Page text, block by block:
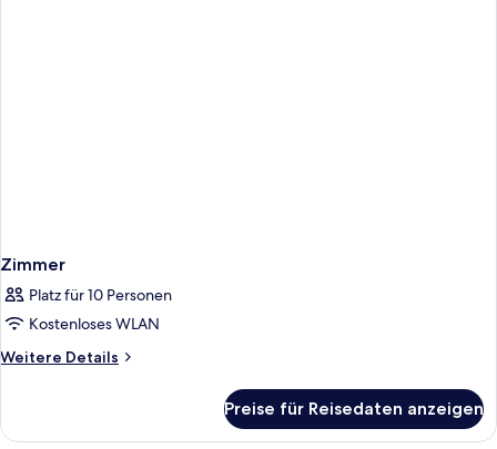
Zimmer
Platz für 10 Personen
Kostenloses WLAN
Weitere Details
Weitere
Preise für Reisedaten anzeigen